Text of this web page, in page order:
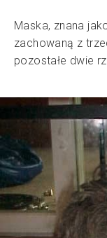
Maska, znana
zachowaną z
pozostałe dwie